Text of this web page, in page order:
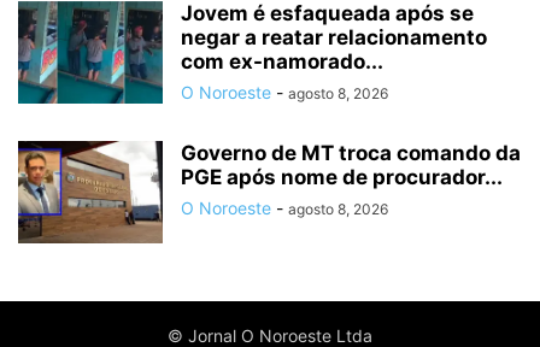
Jovem é esfaqueada após se
negar a reatar relacionamento
com ex-namorado...
O Noroeste - agosto 8, 2026
Governo de MT troca comando da
PGE após nome de procurador...
O Noroeste - agosto 8, 2026
© Jornal O Noroeste Ltda